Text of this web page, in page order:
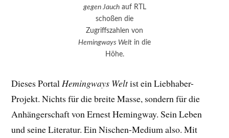
gegen Jauchauf RTL
schoßen die
Zugriffszahlen von
Hemingways Welt in die
Höhe.
Dieses PortalHemingways Weltist ein Liebhaber-
Projekt. Nichts für die breite Masse, sondern für die
Anhängerschaft von Ernest Hemingway. Sein Leben
und seine Literatur. Ein Nischen-Medium also. Mit